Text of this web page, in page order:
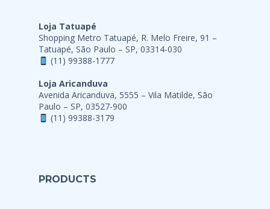
Loja Tatuapé
Shopping Metro Tatuapé, R. Melo Freire, 91 –
Tatuapé, São Paulo – SP, 03314-030
(11) 99388-1777
Loja Aricanduva
Avenida Aricanduva, 5555 – Vila Matilde, São
Paulo – SP, 03527-900
(11) 99388-3179
PRODUCTS